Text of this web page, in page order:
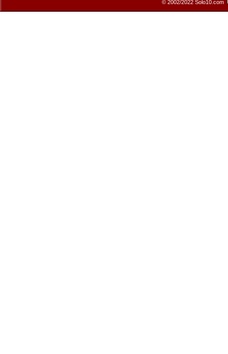
© 2002/2022 Solo10.com